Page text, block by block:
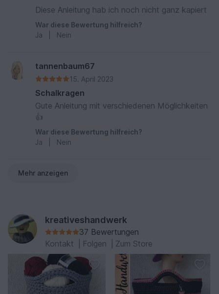
Diese Anleitung hab ich noch nicht ganz kapiert
War diese Bewertung hilfreich?
Ja
Nein
tannenbaum67
15. April 2023
Schalkragen
Gute Anleitung mit verschiedenen Möglichkeiten
👍
War diese Bewertung hilfreich?
Ja
Nein
Mehr anzeigen
kreativeshandwerk
37 Bewertungen
Kontakt
Folgen Zum Store